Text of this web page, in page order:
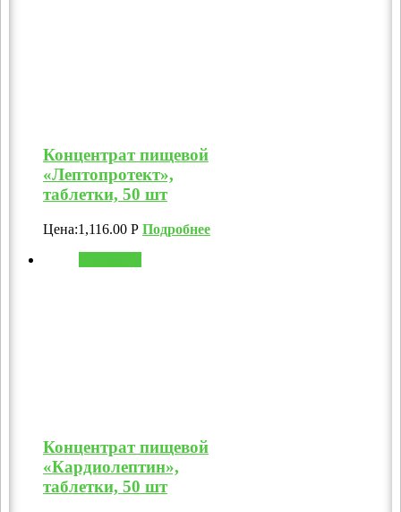
Концентрат пищевой
«Лептопротект»,
таблетки, 50 шт
Цена:1,116.00 Р Подробнее
Концентрат пищевой
«Кардиолептин»,
таблетки, 50 шт